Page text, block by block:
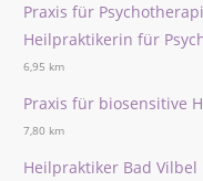
Praxis für
Heilpraktikerin für
6,95 km
Praxis für biosensitive
7,80 km
Heilpraktiker Bad Vilbel